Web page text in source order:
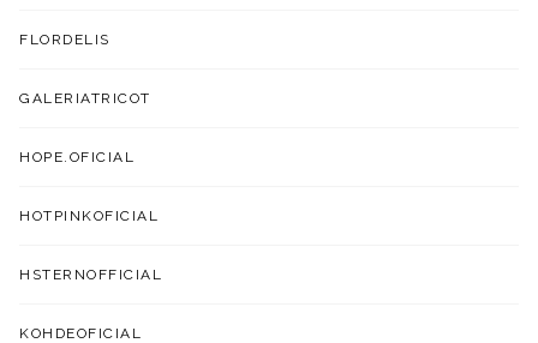
FLORDELIS
GALERIATRICOT
HOPE.OFICIAL
HOTPINKOFICIAL
HSTERNOFFICIAL
KOHDEOFICIAL